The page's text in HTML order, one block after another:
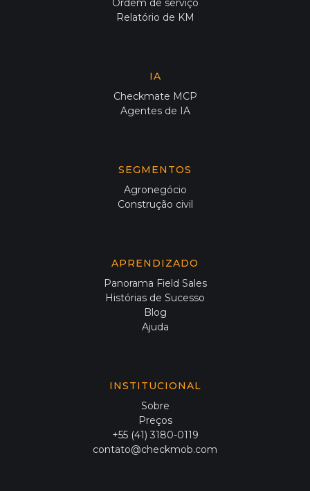
Ordem de serviço
Relatório de KM
IA
Checkmate MCP
Agentes de IA
SEGMENTOS
Agronegócio
Construção civil
APRENDIZADO
Panorama Field Sales
Histórias de Sucesso
Blog
Ajuda
INSTITUCIONAL
Sobre
Preços
+55 (41) 3180-0119
contato@checkmob.com